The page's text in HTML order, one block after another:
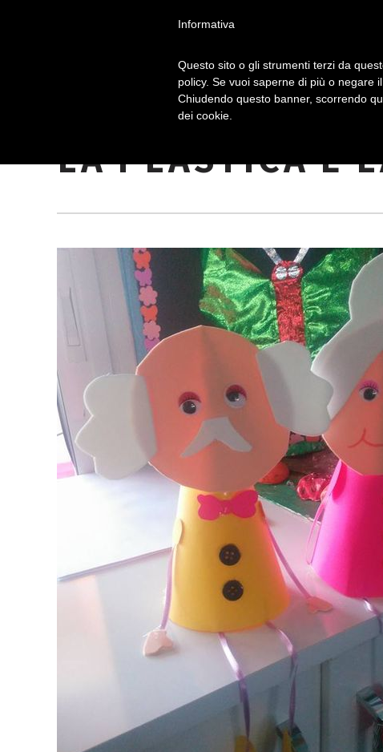
L’ARTE DEL
LA PLASTICA E
Informativa
Questo sito o gli strumenti terzi da
policy. Se vuoi saperne di più o negare
Chiudendo questo banner, scorrendo
dei cookie.